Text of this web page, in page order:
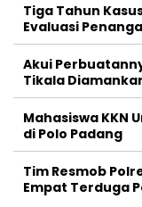
Tiga Tahun
Evaluasi
Akui
Tikala
Mahasiswa KKN
di Polo Padang
Tim Resmob
Empat Terduga